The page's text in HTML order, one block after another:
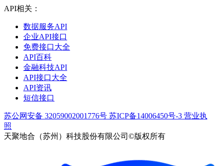
API相关：
数据服务API
企业API接口
免费接口大全
API百科
金融科技API
API接口大全
API资讯
短信接口
苏公网安备 32059002001776号 苏ICP备14006450号-3 营业执
照
天聚地合（苏州）科技股份有限公司©版权所有